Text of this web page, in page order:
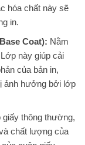
hóa chất này sẽ
in.
Coat): Nằm
này giúp cải
của bản in,
ảnh hưởng bởi lớp
giấy thông thường,
chất lượng của